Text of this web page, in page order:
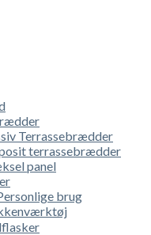
Terrassebrædder
terrassebrædder
panel
brug